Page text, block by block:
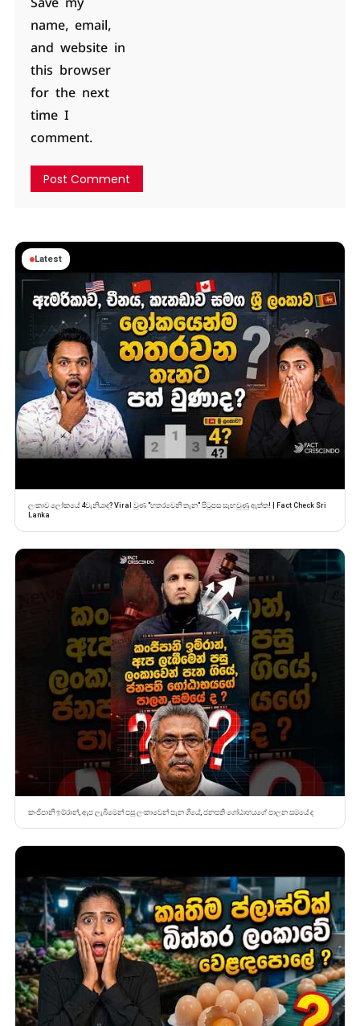
name, email,
and website in
this browser
for the next
time I
comment.
Latest
ලංකාව ලෝකයේ 4වැනියාද? Viral වුණ "හතරවෙනි තැන" පිටුපස සැඟවුණු ඇත්ත! | Fact Check Sri
Lanka
කංජිපානි ඉම්රාන්, ඇප ලැබීමෙන් පසු ලංකාවෙන් පැන ගියේ, ජනපති ගෝඨාභයගේ පාලන සමයේ ද